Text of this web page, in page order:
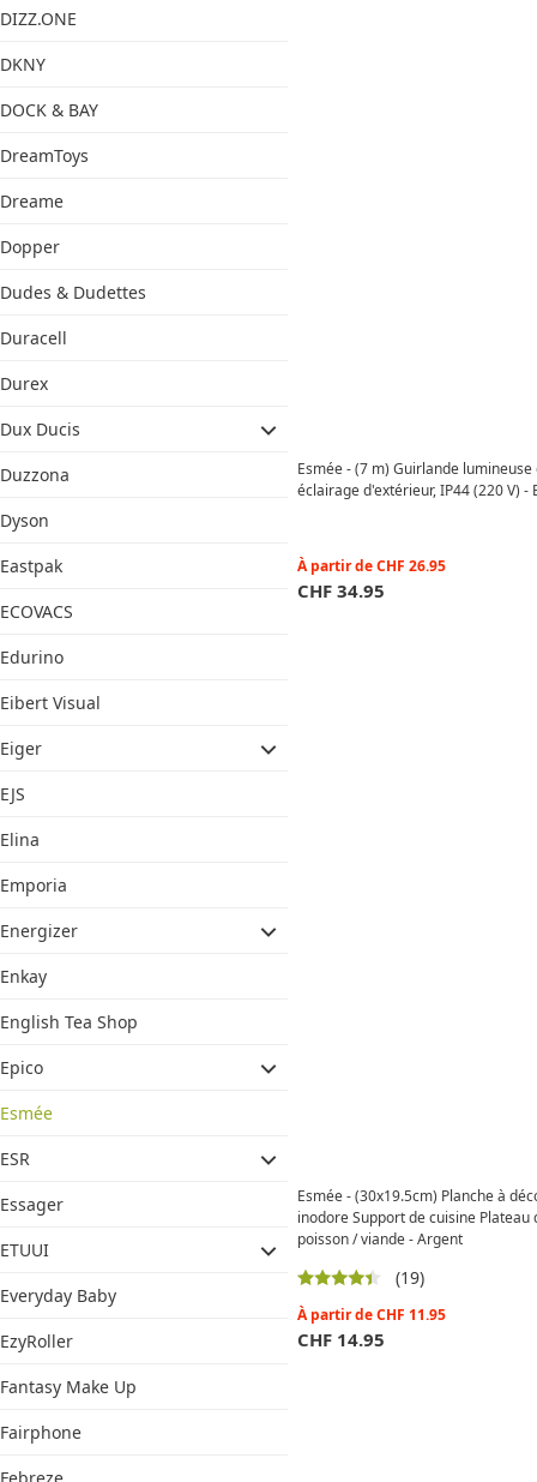
DIZZ.ONE
DKNY
DOCK & BAY
DreamToys
Dreame
Dopper
Dudes & Dudettes
Duracell
Durex
Dux Ducis
Duzzona
Dyson
Eastpak
ECOVACS
Edurino
Eibert Visual
Eiger
EJS
Elina
Emporia
Energizer
Enkay
English Tea Shop
Epico
Esmée
ESR
Essager
ETUUI
Everyday Baby
EzyRoller
Fantasy Make Up
Fairphone
Esmée - (7 m) Guirlande
éclairage d'extérieur, IP44 (220 V) -
À partir deCHF 26.95
CHF 34.95
Esmée - (30x19.5cm) Planche à
inodore Support de cuisine
poisson / viande - Argent
(19)
À partir deCHF 11.95
CHF 14.95